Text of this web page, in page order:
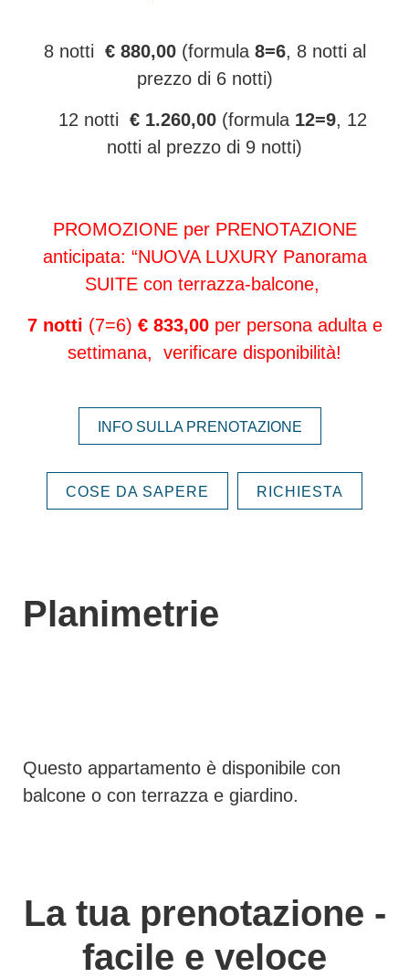
8 notti € 880,00(formula8=6, 8 notti al
prezzo di 6 notti)
12 notti € 1.260,00 (formula 12=9, 12
notti al prezzo di 9 notti)
PROMOZIONE per PRENOTAZIONE
anticipata: “NUOVA LUXURY Panorama
SUITE con terrazza-balcone,
7 notti (7=6) € 833,00per persona adulta e
settimana, verificare disponibilità!
INFO SULLA PRENOTAZIONE
COSE DA SAPERE RICHIESTA
Planimetrie
Questo appartamento è disponibile con
balcone o con terrazza e giardino.
La tua prenotazione -
facile e veloce